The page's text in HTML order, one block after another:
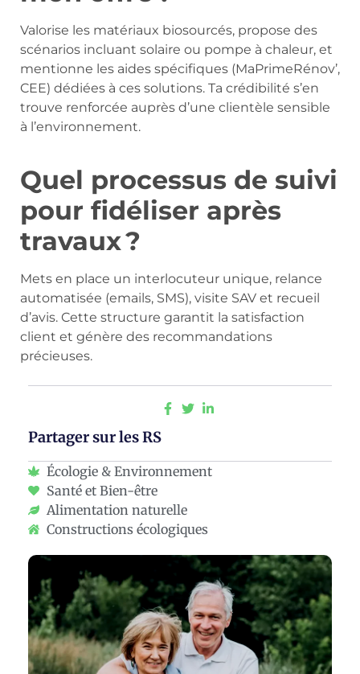
Valorise les matériaux biosourcés, propose des
scénarios incluant solaire ou pompe à chaleur, et
mentionne les aides spécifiques (MaPrimeRénov’,
CEE) dédiées à ces solutions. Ta crédibilité s’en
trouve renforcée auprès d’une clientèle sensible
à l’environnement.
Quel processus de suivi
pour fidéliser après
travaux ?
Mets en place un interlocuteur unique, relance
automatisée (emails, SMS), visite SAV et recueil
d’avis. Cette structure garantit la satisfaction
client et génère des recommandations
précieuses.
Partager sur les RS
Écologie & Environnement
Santé et Bien-être
Alimentation naturelle
Constructions écologiques